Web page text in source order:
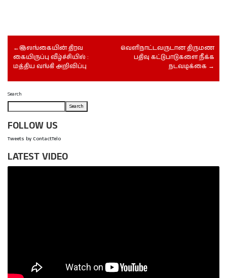
இலங்கையின் திரவ
கையிருப்பு வீழ்ச்சியில் :
மத்திய வங்கி அறிவிப்பு
வெளிநாட்டவருடான திருமண
பதிவு கட்டுபாடுகளை நீக்க
நடவடிக்கை
Search
Search
FOLLOW US
Tweets by ContactTelo
LATEST VIDEO